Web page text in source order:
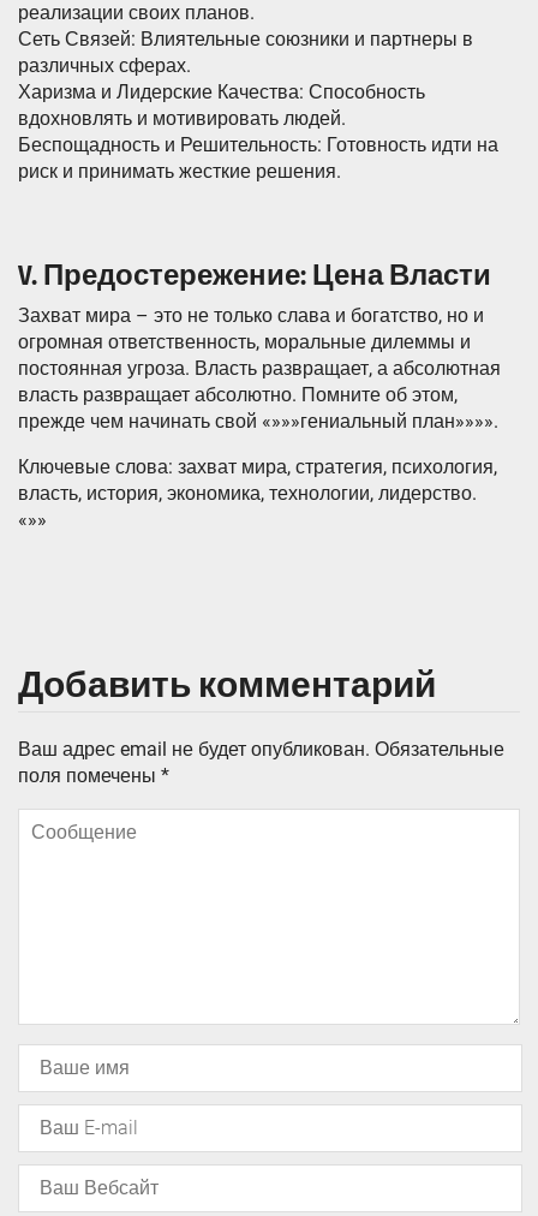
реализации своих планов.
Сеть Связей: Влиятельные союзники и партнеры в
различных сферах.
Харизма и Лидерские Качества: Способность
вдохновлять и мотивировать людей.
Беспощадность и Решительность: Готовность идти на
риск и принимать жесткие решения.
V. Предостережение: Цена Власти
Захват мира – это не только слава и богатство, но и
огромная ответственность, моральные дилеммы и
постоянная угроза. Власть развращает, а абсолютная
власть развращает абсолютно. Помните об этом,
прежде чем начинать свой «»»»гениальный план»»»».
Ключевые слова: захват мира, стратегия, психология,
власть, история, экономика, технологии, лидерство.
«»»
Добавить комментарий
Ваш адрес email не будет опубликован. Обязательные
поля помечены *